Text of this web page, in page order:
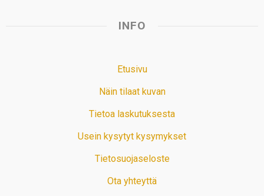
INFO
Etusivu
Näin tilaat kuvan
Tietoa laskutuksesta
Usein kysytyt kysymykset
Tietosuojaseloste
Ota yhteyttä